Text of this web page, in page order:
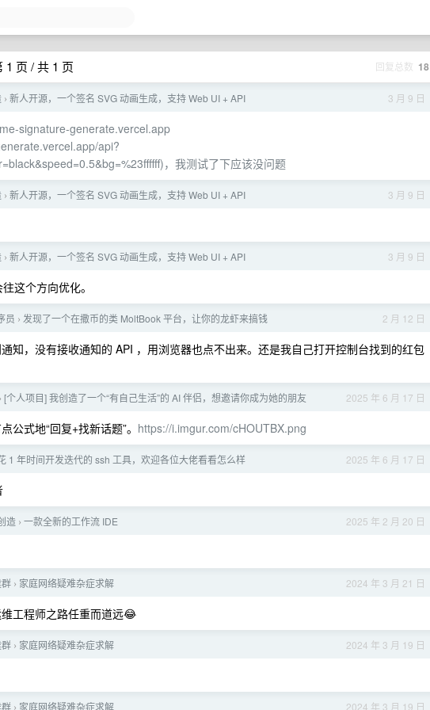
1 页 / 共 1 页 回复总数 18
3 月 9 日
› 新人开源，一个签名 SVG 动画生成，支持 Web UI + API
signature-generate.vercel.app
api?
，我测试了下应该没问题
3 月 9 日
› 新人开源，一个签名 SVG 动画生成，支持 Web UI + API
3 月 9 日
› 新人开源，一个签名 SVG 动画生成，支持 Web UI + API
这个方向优化。
2 月 12 日
员 › 发现了一个在撒币的类 MoltBook 平台，让你的龙虾来搞钱
知，没有接收通知的 API ，用浏览器也点不出来。还是我自己打开控制台找到的红包
2025 年 6 月 17 日
› [个人项目] 我创造了一个“有自己生活”的 AI 伴侣，想邀请你成为她的朋友
公式地“回复+找新话题”。 https://i.imgur.com/cHOUTBX.png
2025 年 6 月 17 日
1 年时间开发迭代的 ssh 工具，欢迎各位大佬看看怎么样
2025 年 2 月 20 日
造 › 一款全新的工作流 IDE
2024 年 3 月 21 日
› 家庭网络疑难杂症求解
工程师之路任重而道远😂
2024 年 3 月 19 日
› 家庭网络疑难杂症求解
2024 年 3 月 19 日
› 家庭网络疑难杂症求解